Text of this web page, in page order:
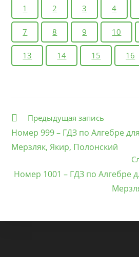
1 2 3 4
7 8 9 10
13 14 15 16
Еще
Предыдущая запись
Номер 999 – ГДЗ по Алгебре
Мерзляк, Якир, Полонский
Номер 1001 – ГДЗ по Алгебре